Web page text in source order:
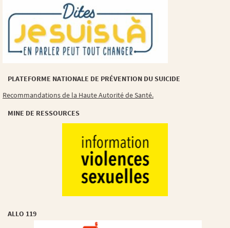
PLATEFORME NATIONALE DE PRÉVENTION DU SUICIDE
Recommandations de la Haute Autorité de Santé.
MINE DE RESSOURCES
ALLO 119